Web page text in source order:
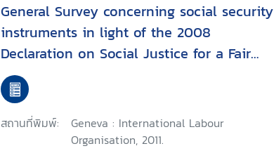
General Survey concerning social security
instruments in light of the 2008
Declaration on Social Justice for a Fair
Globalization : Third item on the agenda :
information and reports on the
application of conventions and
recommendations : report of the
สถานที่พิมพ์:
Geneva : International Labour
Organisation, 2011.